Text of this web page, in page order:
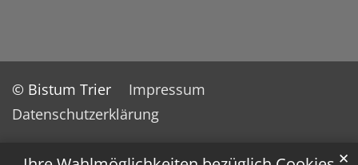
✕
© Bistum Trier
Impressum
Datenschutzerklärung